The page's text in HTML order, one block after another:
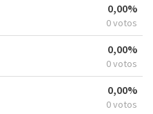
0,00%
0 votos
0,00%
0 votos
0,00%
0 votos